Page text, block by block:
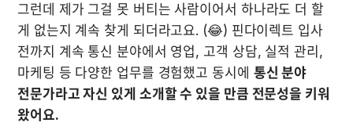
그런데 제가 그걸 못 버티는 사람이어서 하나라도 더 할
게 없는지 계속 찾게 되더라고요. (😂) 핀다이렉트 입사
전까지 계속 통신 분야에서 영업, 고객 상담, 실적 관리,
마케팅 등 다양한 업무를 경험했고 동시에 통신 분야
전문가라고 자신 있게 소개할 수 있을 만큼 전문성을 키워
왔어요.